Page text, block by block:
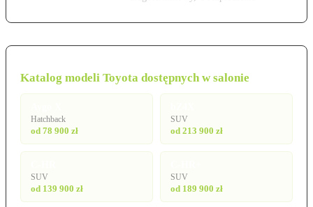
Katalog modeli Toyota dostępnych w salonie
Hatchback
od 78 900 zł
SUV
od 213 900 zł
SUV
od 139 900 zł
SUV
od 189 900 zł